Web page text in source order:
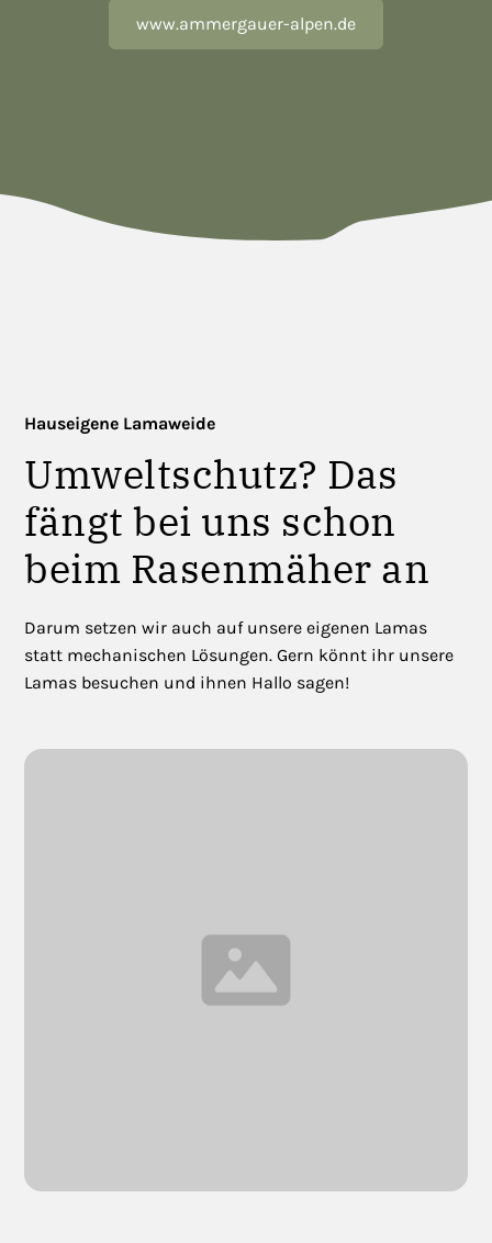
www.ammergauer-alpen.de
Hauseigene Lamaweide
Umweltschutz? Das
fängt bei uns schon
beim Rasenmäher an
Darum setzen wir auch auf unsere eigenen Lamas
statt mechanischen Lösungen. Gern könnt ihr unsere
Lamas besuchen und ihnen Hallo sagen!